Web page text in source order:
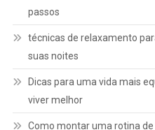
passos
técnicas de relaxamento
suas noites
Dicas para uma vida mais
viver melhor
Como montar uma rotina